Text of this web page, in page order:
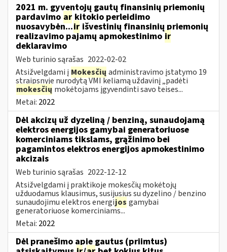
2021 m. gyventojų gautų finansinių priemonių
pardavimo ar kitokio perleidimo
nuosavybėn...ir išvestinių finansinių priemonių
realizavimo pajamų apmokestinimo ir
deklaravimo
Web turinio sąrašas 2022-02-02
Atsižvelgdami į Mokesčių administravimo įstatymo 19
straipsnyje nurodytą VMI keliamą uždavinį „padėti
mokesčių mokėtojams įgyvendinti savo teises...
Metai: 2022
Dėl akcizų už dyzeliną / benziną, sunaudojamą
elektros energijos gamybai generatoriuose
komerciniams tikslams, grąžinimo bei
pagamintos elektros energijos apmokestinimo
akcizais
Web turinio sąrašas 2022-12-12
Atsižvelgdami į praktikoje mokesčių mokėtojų
užduodamus klausimus, susijusius su dyzelino / benzino
sunaudojimu elektros energijos gamybai
generatoriuose komerciniams...
Metai: 2022
Dėl pranešimo apie gautus (priimtus)